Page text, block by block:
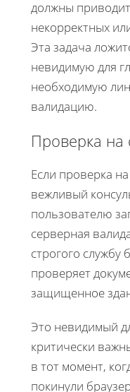
должны
некорректных
Эта задача
невидимую для
необходимую
валидацию.
Проверка на
Если проверка
вежливый
пользователю
серверная
строгого службу
проверяет
защищенное
Это невидимый
критически
в тот момент,
покинули